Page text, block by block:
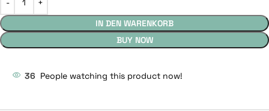
IN DEN WARENKORB
BUY NOW
36 People watching this product now!